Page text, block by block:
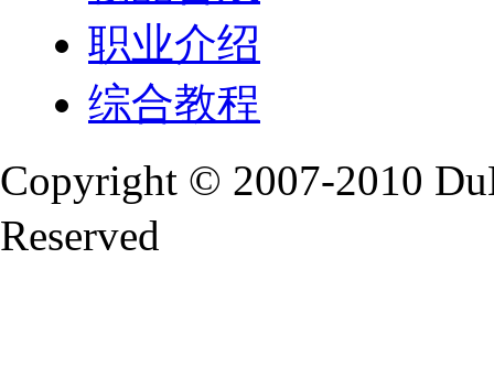
职业介绍
综合教程
Copyright © 2007-2010
Reserved